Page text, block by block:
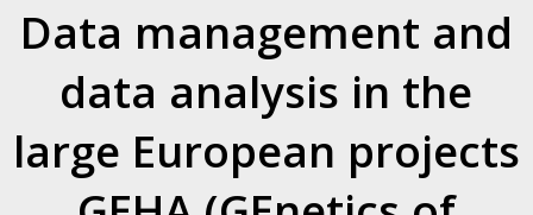
Data management and
data analysis in the
large European projects